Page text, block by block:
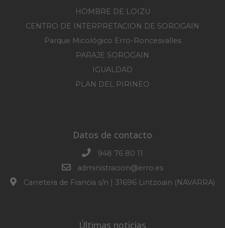
HOMBRE DE LOIZU
CENTRO DE INTERPRETACION DE SOROGAIN
Parque Micológico Erro-Roncesvalles
PARAJE SOROGAIN
IGUALDAD
PLAN DEL PIRINEO
Datos de contacto
948 76 80 11
administracion@erro.es
Carretera de Francia s/n | 31696 Lintzoain (NAVARRA)
Últimas noticias